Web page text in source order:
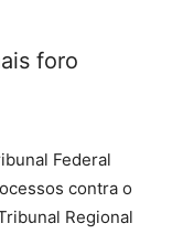
foro
Federal
contra o
Regional